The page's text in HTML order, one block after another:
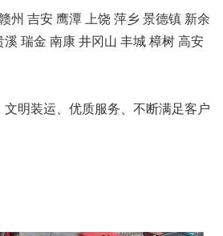
州 吉安 鹰潭 上饶 萍乡 景德镇 新余
瑞金 南康 井冈山 丰城 樟树 高安
明装运、优质服务、不断满足客户